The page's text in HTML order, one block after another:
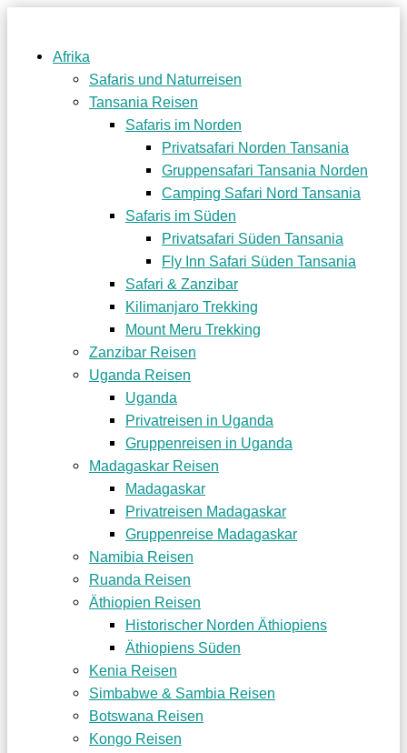
Afrika
Safaris und Naturreisen
Tansania Reisen
Safaris im Norden
Privatsafari Norden Tansania
Gruppensafari Tansania Norden
Camping Safari Nord Tansania
Safaris im Süden
Privatsafari Süden Tansania
Fly Inn Safari Süden Tansania
Safari & Zanzibar
Kilimanjaro Trekking
Mount Meru Trekking
Zanzibar Reisen
Uganda Reisen
Uganda
Privatreisen in Uganda
Gruppenreisen in Uganda
Madagaskar Reisen
Madagaskar
Privatreisen Madagaskar
Gruppenreise Madagaskar
Namibia Reisen
Ruanda Reisen
Äthiopien Reisen
Historischer Norden Äthiopiens
Äthiopiens Süden
Kenia Reisen
Simbabwe & Sambia Reisen
Botswana Reisen
Kongo Reisen